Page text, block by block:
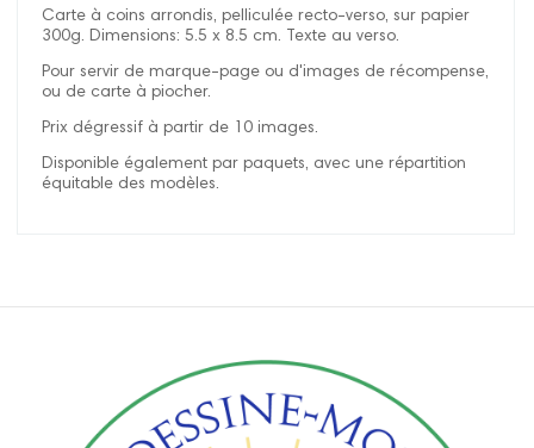
Carte à coins arrondis, pelliculée recto-verso, sur papier
300g. Dimensions: 5.5 x 8.5 cm. Texte au verso.
Pour servir de marque-page ou d'images de récompense,
ou de carte à piocher.
Prix dégressif à partir de 10 images.
Disponible également par paquets, avec une répartition
équitable des modèles.